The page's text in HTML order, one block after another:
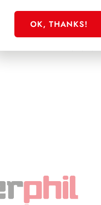
SFORZESCO ITALIA
PAGINE 3
OK, THANKS!